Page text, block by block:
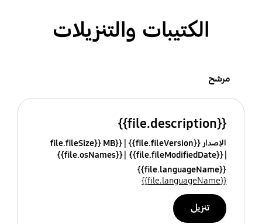
الكتيبات والتنزيلات
مرشح
{{file.description}}
الإصدار {{file.fileVersion}}
{{file.fileSize}} MB
{{file.fileModifiedDate}}
{{file.osNames}}
{{file.languageName}}
{{file.languageName}}
تنزيل